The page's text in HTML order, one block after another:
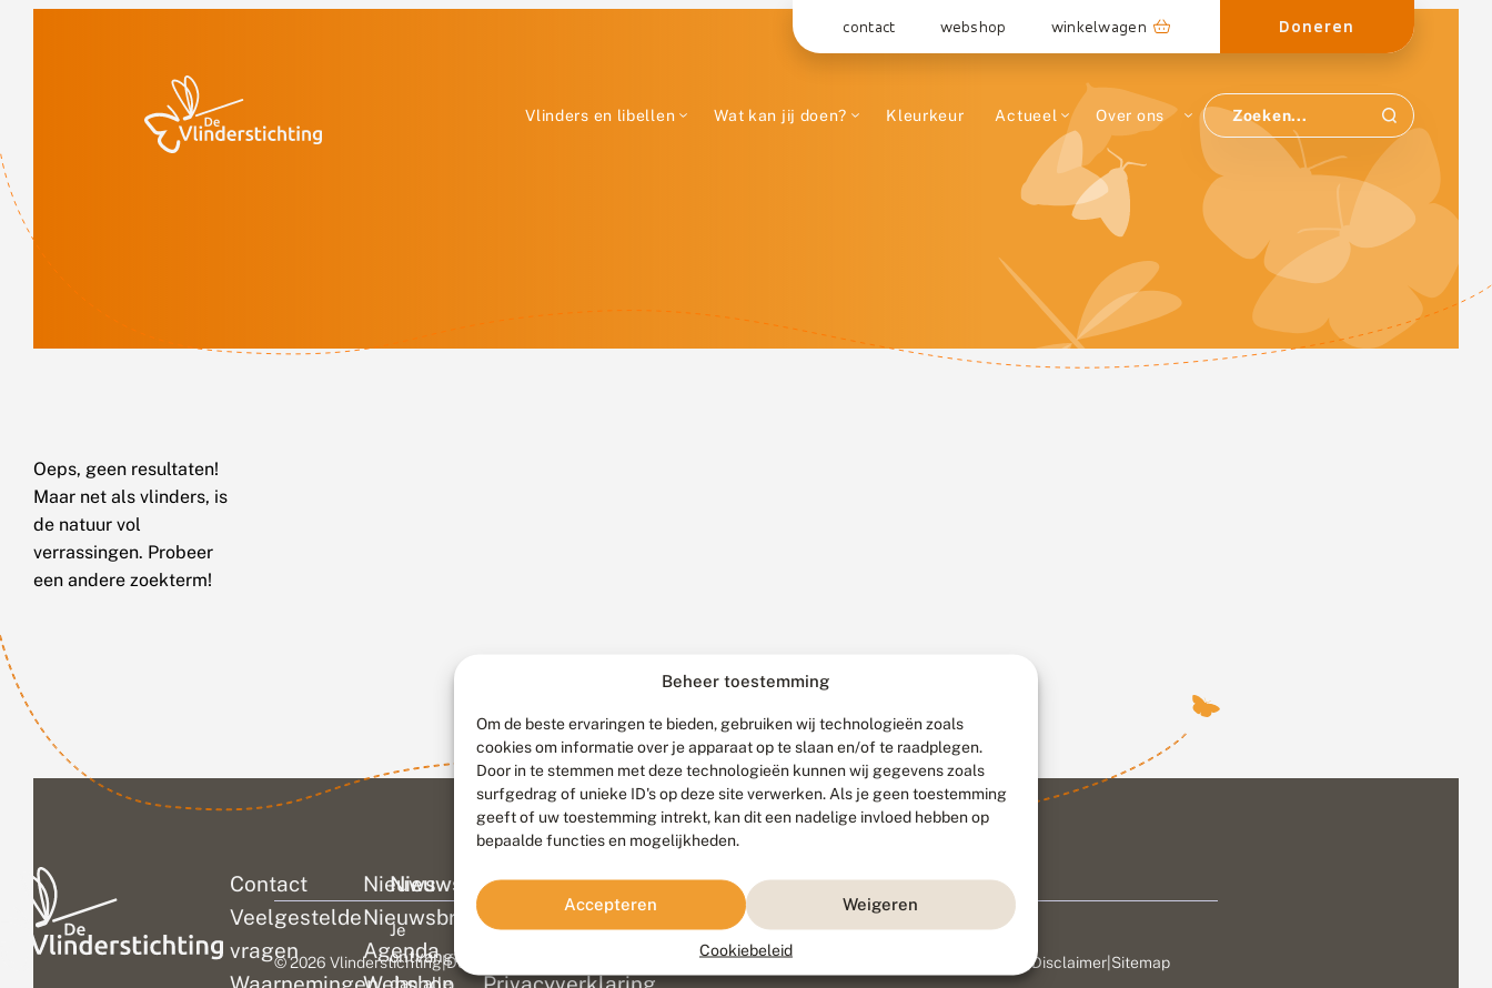
Beheer toestemming
Om de beste ervaringen te bieden, gebruiken wij technologieën zoals
cookies om informatie over je apparaat op te slaan en/of te raadplegen.
Door in te stemmen met deze technologieën kunnen wij gegevens zoals
surfgedrag of unieke ID's op deze site verwerken. Als je geen toestemming
geeft of uw toestemming intrekt, kan dit een nadelige invloed hebben op
bepaalde functies en mogelijkheden.
Accepteren Weigeren
Cookiebeleid
contact webshop winkelwagen Doneren
Vlinders en libellen Wat kan jij doen? Kleurkeur Actueel Over ons
Oeps, geen resultaten!
Maar net als vlinders, is
de natuur vol
verrassingen. Probeer
een andere zoekterm!
Contact
Veelgestelde
vragen
Nieuws
Nieuwsbrief
Agenda
Colofon
Disclaimer
Nieuwsbrief
Je
ontvangt
dan alle
© 2026 Vlinderstichting|Duurzaam ontwikkeld door Go2People, ontworpen door Disclaimer Sitemap